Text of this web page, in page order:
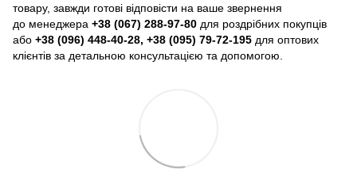
товару, завжди готові відповісти на ваше звернення
до менеджера +38 (067) 288-97-80 для роздрібних покупців
або +38 (096) 448-40-28, +38 (095) 79-72-195 для оптових
клієнтів за детальною консультацією та допомогою.